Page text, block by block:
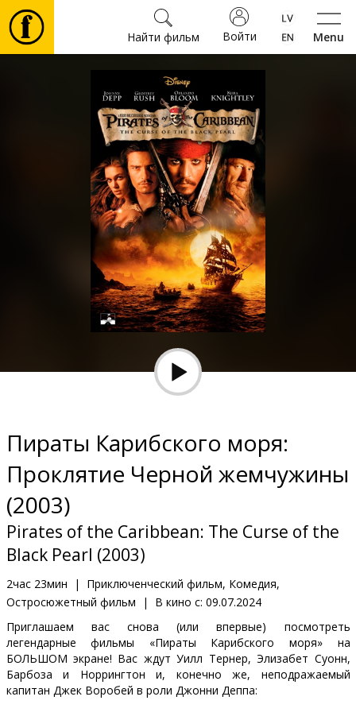
Menu
Войти
Найти фильм
Культура
Мероприятия
Новости
Подарки
Клуб
Пираты Карибского моря:
Проклятие Черной жемчужины
(2003)
Pirates of the Caribbean: The Curse of the
Black Pearl (2003)
2час 23мин |
Приключенческий фильм, Комедия,
Остросюжетный фильм
| В кино с: 09.07.2024
Приглашаем вас снова (или впервые) посмотреть
легендарные фильмы «Пираты Карибского моря» на
БОЛЬШОМ экране! Вас ждут Уилл Тернер, Элизабет Суонн,
Барбоза и Норрингтон и, конечно же, неподражаемый
капитан Джек Воробей в роли Джонни Деппа: